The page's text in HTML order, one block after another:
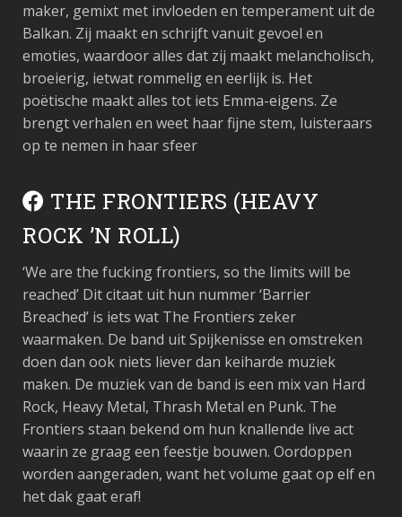
maker, gemixt met invloeden en temperament uit de
Balkan. Zij maakt en schrijft vanuit gevoel en
emoties, waardoor alles dat zij maakt melancholisch,
broeierig, ietwat rommelig en eerlijk is. Het
poëtische maakt alles tot iets Emma-eigens. Ze
brengt verhalen en weet haar fijne stem, luisteraars
op te nemen in haar sfeer
THE FRONTIERS (HEAVY
ROCK ’N ROLL)
‘We are the fucking frontiers, so the limits will be
reached’ Dit citaat uit hun nummer ‘Barrier
Breached’ is iets wat The Frontiers zeker
waarmaken. De band uit Spijkenisse en omstreken
doen dan ook niets liever dan keiharde muziek
maken. De muziek van de band is een mix van Hard
Rock, Heavy Metal, Thrash Metal en Punk. The
Frontiers staan bekend om hun knallende live act
waarin ze graag een feestje bouwen. Oordoppen
worden aangeraden, want het volume gaat op elf en
het dak gaat eraf!